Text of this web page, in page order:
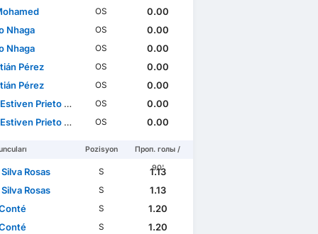
OS
0.00
Nhaga
OS
0.00
Nhaga
OS
0.00
Pérez
OS
0.00
Pérez
OS
0.00
Prieto Machado
OS
0.00
Prieto Machado
OS 0.00
Pozisyon
Проп. голы /
90'
Rosas S
1.13
Rosas
S
1.13
S
1.20
S
1.20